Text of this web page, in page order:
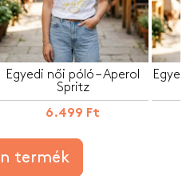
Egyedi női póló – Aperol
Spritz
6.499 Ft
termék